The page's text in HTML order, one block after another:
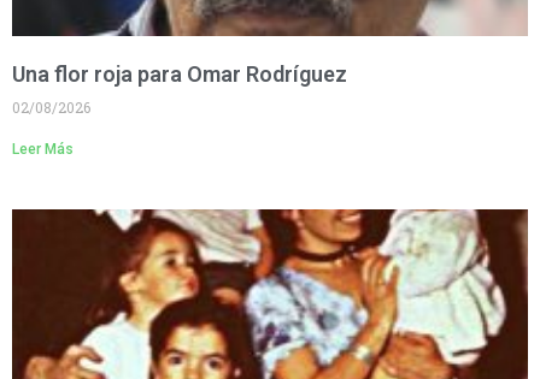
Una flor roja para Omar Rodríguez
02/08/2026
Leer Más